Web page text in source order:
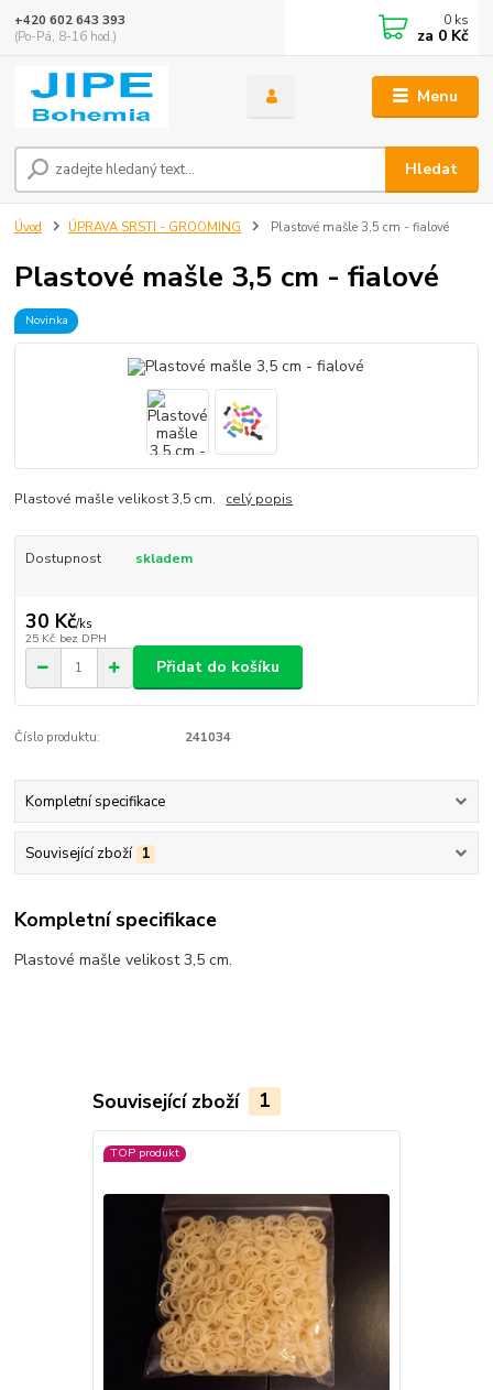
Menu
Hledat
+420 602 643 393
(Po-Pá, 8-16 hod.)
0 ks
za 0 Kč
Úvod ÚPRAVA SRSTI - GROOMING Plastové mašle 3,5 cm - fialové
Plastové mašle 3,5 cm - fialové
Novinka
Plastové mašle velikost 3,5 cm. celý popis
Dostupnost skladem
30 Kč/ks
25 Kč bez DPH
Přidat do košíku
Číslo produktu: 241034
Kompletní specifikace
Související zboží 1
Kompletní specifikace
Plastové mašle velikost 3,5 cm.
Související zboží 1
TOP produkt